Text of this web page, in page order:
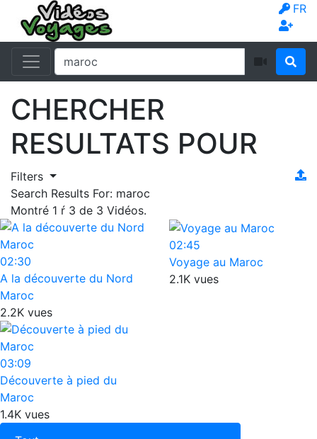
FR
CHERCHER
RESULTATS POUR
Filters
Search Results For: maroc
Montré 1 ŕ 3 de 3 Vidéos.
02:30
A la découverte du Nord
Maroc
2.2K vues
02:45
Voyage au Maroc
2.1K vues
03:09
Découverte à pied du
Maroc
1.4K vues